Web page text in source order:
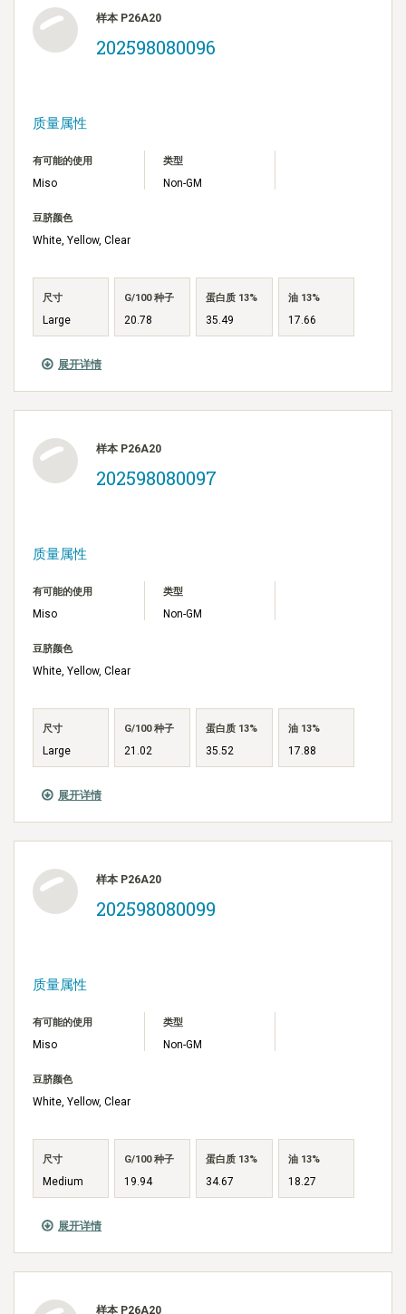
展开详情
样本 P26A20
202598080096
质量属性
有可能的使用
Miso
类型
Non-GM
豆脐颜色
White, Yellow, Clear
尺寸
Large
G/100 种子
20.78
蛋白质 13%
35.49
油 13%
17.66
展开详情
样本 P26A20
202598080097
质量属性
有可能的使用
Miso
类型
Non-GM
豆脐颜色
White, Yellow, Clear
尺寸
Large
G/100 种子
21.02
蛋白质 13%
35.52
油 13%
17.88
展开详情
样本 P26A20
202598080099
质量属性
有可能的使用
Miso
类型
Non-GM
豆脐颜色
White, Yellow, Clear
尺寸
Medium
G/100 种子
19.94
蛋白质 13%
34.67
油 13%
18.27
样本 P26A20